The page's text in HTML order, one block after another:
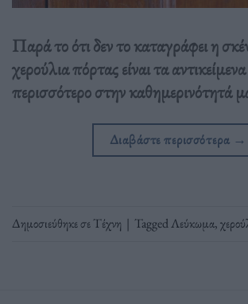
Παρά το ότι δεν το καταγράφει η
χερούλια πόρτας είναι τα
περισσότερο στην καθημερινότητά
Διαβάστε περισσότερα →
Δημοσιεύθηκε σεΤέχνη | TaggedΛεύκωμα,